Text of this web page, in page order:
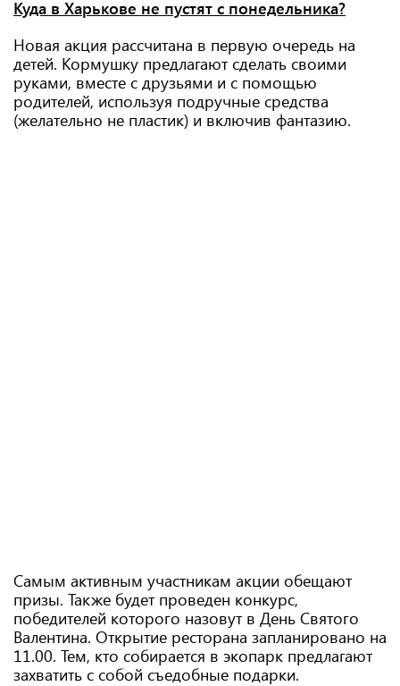
Куда в Харькове не пустят с понедельника?
Новая акция рассчитана в первую очередь на
детей. Кормушку предлагают сделать своими
руками, вместе с друзьями и с помощью
родителей, используя подручные средства
(желательно не пластик) и включив фантазию.
Самым активным участникам акции обещают
призы. Также будет проведен конкурс,
победителей которого назовут в День Святого
Валентина. Открытие ресторана запланировано на
11.00. Тем, кто собирается в экопарк предлагают
захватить с собой съедобные подарки.